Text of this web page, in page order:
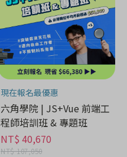
現在報名最優惠
六角學院 | JS+Vue 前端工
程師培訓班 & 專題班
NT$ 40,670
NT$ 107,050